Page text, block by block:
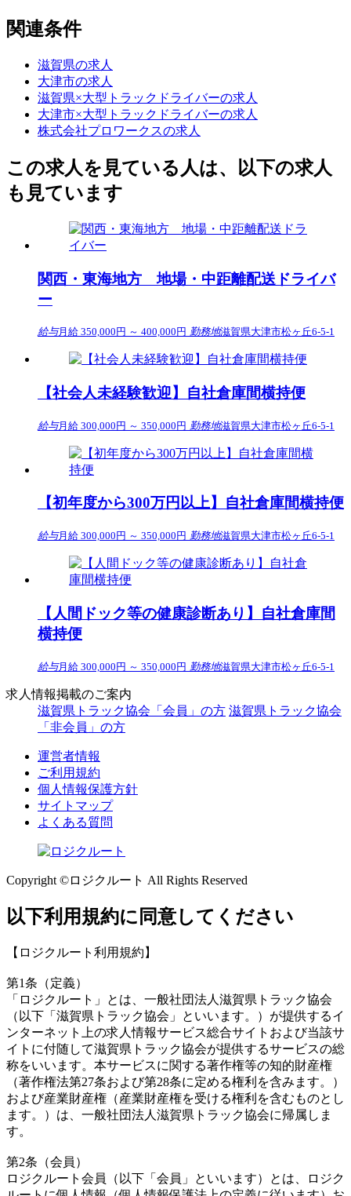
関連条件
滋賀県の求人
大津市の求人
滋賀県×大型トラックドライバーの求人
大津市×大型トラックドライバーの求人
株式会社プロワークスの求人
この求人を見ている人は、以下の求人
も見ています
関西・東海地方 地場・中距離配送ドライバ
ー
給与月給 350,000円 ～ 400,000円 勤務地滋賀県大津市松ヶ丘6-5-1
【社会人未経験歓迎】自社倉庫間横持便
給与月給 300,000円 ～ 350,000円 勤務地滋賀県大津市松ヶ丘6-5-1
【初年度から300万円以上】自社倉庫間横持便
給与月給 300,000円 ～ 350,000円 勤務地滋賀県大津市松ヶ丘6-5-1
【人間ドック等の健康診断あり】自社倉庫間
横持便
給与月給 300,000円 ～ 350,000円 勤務地滋賀県大津市松ヶ丘6-5-1
求人情報掲載のご案内
滋賀県トラック協会「会員」の方 滋賀県トラック協会
「非会員」の方
運営者情報
ご利用規約
個人情報保護方針
サイトマップ
よくある質問
Copyright ©ロジクルート All Rights Reserved
以下利用規約に同意してください
【ロジクルート利用規約】
第1条（定義）
「ロジクルート」とは、一般社団法人滋賀県トラック協会
（以下「滋賀県トラック協会」といいます。）が提供するイ
ンターネット上の求人情報サービス総合サイトおよび当該サ
イトに付随して滋賀県トラック協会が提供するサービスの総
称をいいます。本サービスに関する著作権等の知的財産権
（著作権法第27条および第28条に定める権利を含みます。）
および産業財産権（産業財産権を受ける権利を含むものとし
ます。）は、一般社団法人滋賀県トラック協会に帰属しま
す。
第2条（会員）
ロジクルート会員（以下「会員」といいます）とは、ロジク